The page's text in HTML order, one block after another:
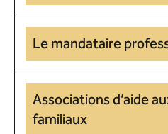
Le mandataire
Associations d’aide
familiaux